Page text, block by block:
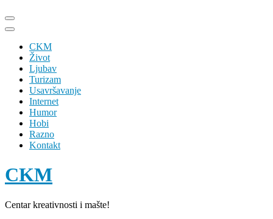
Skip
to
(Press
Enter)
CKM
Život
Ljubav
Turizam
Usavršavanje
Internet
Humor
Hobi
Razno
Kontakt
CKM
Centar kreativnosti i mašte!